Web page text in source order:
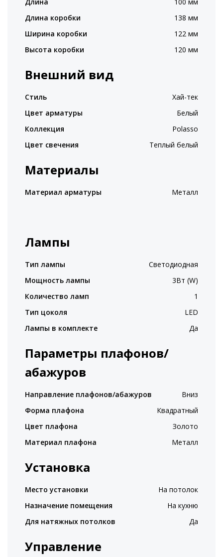
Длина коробки
138 мм
Ширина коробки
122 мм
Высота коробки
120 мм
Внешний вид
Стиль
Хай-тек
Цвет арматуры
Белый
Коллекция
Polasso
Цвет свечения
Теплый белый
Материалы
Материал арматуры Металл
Лампы
Тип лампы
Светодиодная
Мощность лампы
3Вт (W)
Количество ламп
1
Тип цоколя
LED
Лампы в комплекте
Да
Параметры плафонов/
абажуров
Направление плафонов/абажуров
Вниз
Форма плафона
Квадратный
Цвет плафона
Золото
Материал плафона
Металл
Установка
Место установки
На потолок
Назначение помещения
На кухню
Для натяжных потолков
Да
Управление